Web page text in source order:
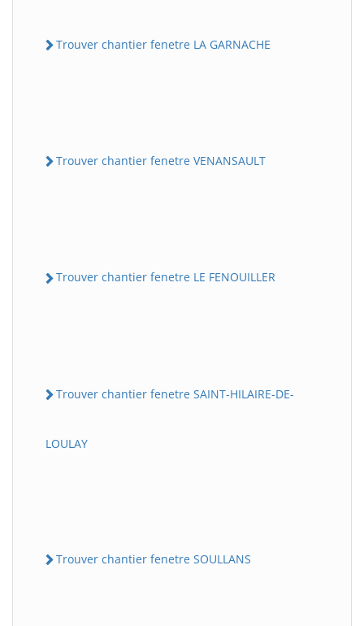
Trouver chantier fenetre LA GARNACHE
Trouver chantier fenetre VENANSAULT
Trouver chantier fenetre LE FENOUILLER
Trouver chantier fenetre SAINT-HILAIRE-DE-
LOULAY
Trouver chantier fenetre SOULLANS